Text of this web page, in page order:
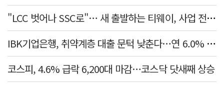
"LCC 벗어나 SSC로"… 새 출발하는 티웨이, 사업 전략 발표
IBK기업은행, 취약계층 대출 문턱 낮춘다…연 6.0% 'i-ONE 햇살론 특례보증' 비대면 출시
코스피, 4.6% 급락 6,200대 마감…코스닥 닷새째 상승